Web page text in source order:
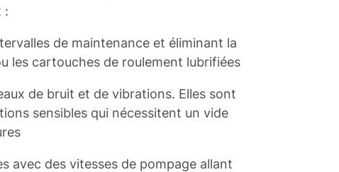
:
de maintenance et éliminant la
les cartouches de roulement lubrifiées
de bruit et de vibrations. Elles sont
sensibles qui nécessitent un vide
avec des vitesses de pompage allant